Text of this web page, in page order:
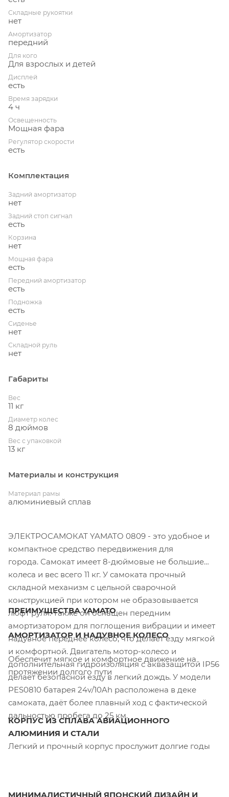
Складные рукоятки
нет
Амортизатор
передний
Для кого
Для взрослых и детей
Дисплей
есть
Время зарядки
4 ч
Освещенность
Мощная фара
Регулятор скорости
есть
Комплектация
Задний амортизатор
нет
Задний стоп сигнал
есть
Корзина
нет
Мощная фара
есть
Передний амортизатор
есть
Подножка
есть
Сиденье
нет
Складной руль
нет
Габариты
Вес
11 кг
Диаметр колес
8 дюймов
Вес с упаковкой
13 кг
Материалы и конструкция
Материал рамы
алюминиевый сплав
ЭЛЕКТРОСАМОКАТ YAMATO 0809 - это удобное и
компактное средство передвижения для
города. Самокат имеет 8-дюймовые не большие
колеса и вес всего 11 кг. У самоката прочный
складной механизм с цельной сварочной
конструкцией при котором не образовывается
люфт руля. Также он оснащен передним
амортизатором для поглощения вибрации и имеет
надувное переднее колесо, что делает езду мягкой
и комфортной. Двигатель мотор-колесо и
дополнительная гидроизоляция с аквазащитой IP56
делает безопасной езду в легкий дождь. У модели
PES0810 батарея 24v/10Ah расположена в деке
самоката, даёт более плавный ход с фактической
дальностью пробега до 25 км.
ПРЕИМУЩЕСТВА YAMATO
АМОРТИЗАТОР И НАДУВНОЕ КОЛЕСО
Обеспечит мягкое и комфортное движение на
протяжении долгого пути
КОРПУС ИЗ СПЛАВА АВИАЦИОННОГО
АЛЮМИНИЯ И СТАЛИ
Легкий и прочный корпус прослужит долгие годы
МИНИМАЛИСТИЧНЫЙ ЯПОНСКИЙ ДИЗАЙН И